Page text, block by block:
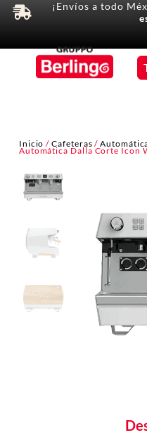
¡Envíos a todo
Inicio /Cafeteras /
Automática Dalla Corte Icon